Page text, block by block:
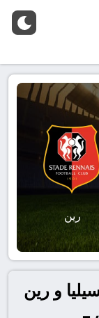
رين
و رين